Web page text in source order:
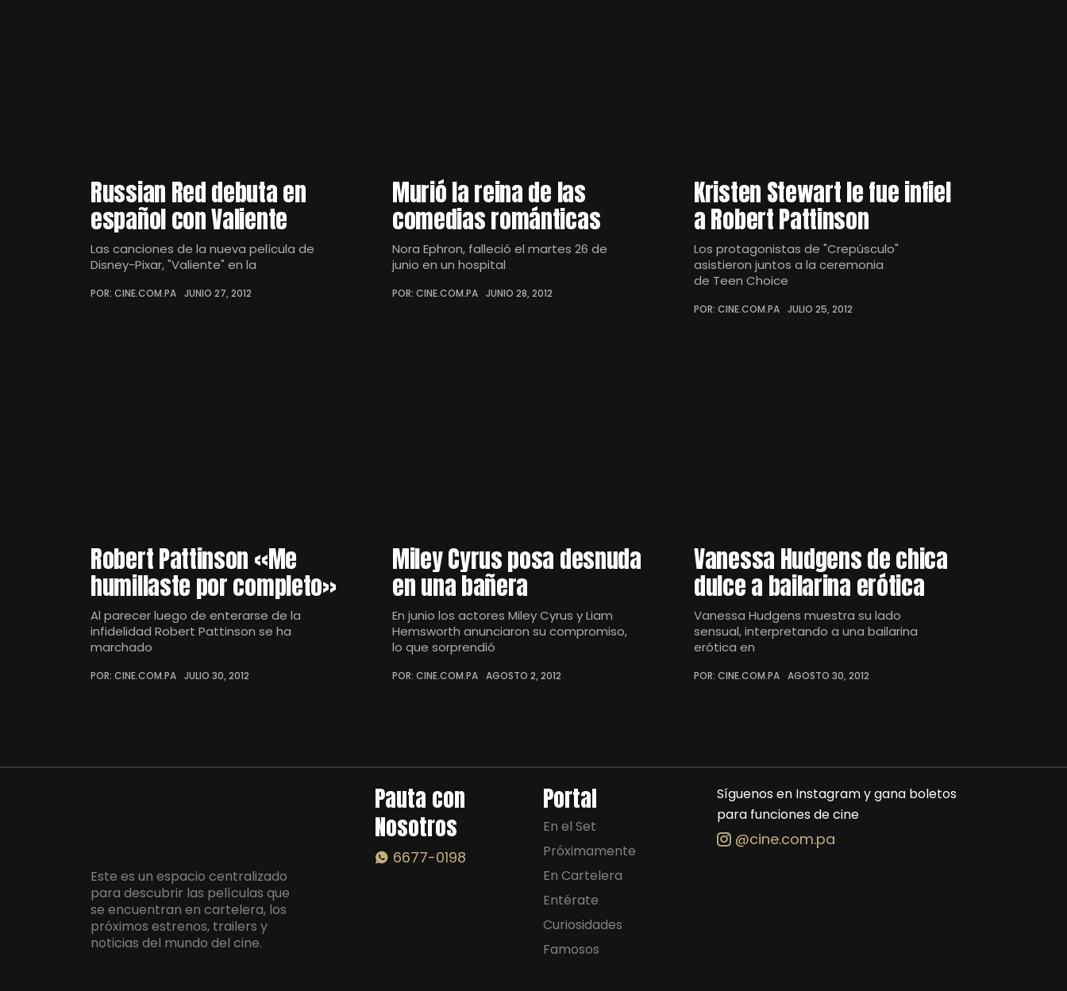
Russian Red debuta en
español con Valiente
Las canciones de la nueva película de
Disney-Pixar, "Valiente" en la
POR: CINE.COM.PA JUNIO 27, 2012
Murió la reina de las
comedias románticas
Nora Ephron, falleció el martes 26 de
junio en un hospital
POR: CINE.COM.PA JUNIO 28, 2012
Kristen Stewart le fue infiel
a Robert Pattinson
Los protagonistas de "Crepúsculo"
asistieron juntos a la ceremonia
de Teen Choice
POR: CINE.COM.PA JULIO 25, 2012
Robert Pattinson «Me
humillaste por completo»
Al parecer luego de enterarse de la
infidelidad Robert Pattinson se ha
marchado
POR: CINE.COM.PA JULIO 30, 2012
Miley Cyrus posa desnuda
en una bañera
En junio los actores Miley Cyrus y Liam
Hemsworth anunciaron su compromiso,
lo que sorprendió
POR: CINE.COM.PA AGOSTO 2, 2012
Vanessa Hudgens de chica
dulce a bailarina erótica
Vanessa Hudgens muestra su lado
sensual, interpretando a una bailarina
erótica en
POR: CINE.COM.PA AGOSTO 30, 2012
Este es un espacio centralizado
para descubrir las películas que
se encuentran en cartelera, los
próximos estrenos, trailers y
noticias del mundo del cine.
Pauta con
Nosotros
6677-0198
Portal
En el Set
Próximamente
En Cartelera
Entérate
Curiosidades
Famosos
Síguenos en Instagram y gana boletos
para funciones de cine
@cine.com.pa